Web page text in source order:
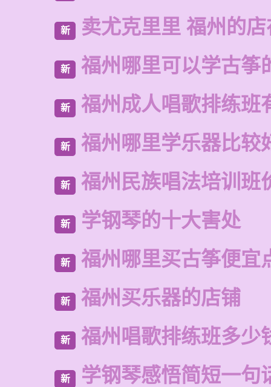
新 卖尤克里里 福州的
新 福州哪里可以学古筝
新 福州成人唱歌排练班
新 福州哪里学乐器比较
新 福州民族唱法培训班
新 学钢琴的十大害处
新 福州哪里买古筝便宜
新 福州买乐器的店铺
新 福州唱歌排练班多少
新 学钢琴感悟简短一句